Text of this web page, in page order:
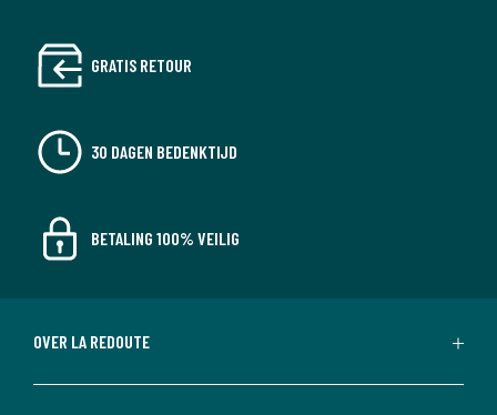
GRATIS RETOUR
30 DAGEN BEDENKTIJD
BETALING 100% VEILIG
OVER LA REDOUTE